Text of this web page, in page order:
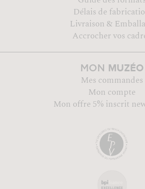
Délais de
Livraison &
Accrocher vos
MON MUZÉO
Mes commandes
Mon compte
Mon offre 5% inscrit